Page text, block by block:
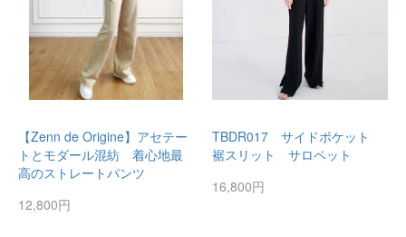
【Zenn de Origine】アセテー
トとモダール混紡 着心地最
高のストレートパンツ
12,800円
TBDR017 サイドポケット
裾スリット サロペット
16,800円